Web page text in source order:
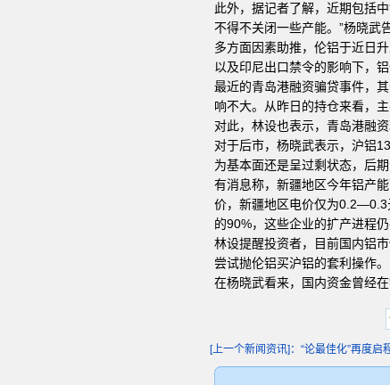
此外，据记者了解，近期包括
不得不关闭一些产能。”杨晓武
多方面因素助推，伦铝于近日
以及印尼出口禁令的影响下，
最近的青岛港融资骗贷事件，
响不大。从昨日的持仓来看，
对此，林设也表示，青岛港融
对于后市，杨晓武表示，沪铝
为基本面还是呈过剩状态，后
有消息称，新疆地区今年铝产
价，新疆地区电价仅为0.2—0.3
的90%，这些企业的扩产进程
林设提醒投资者，目前国内铝
尝试抛伦铝买沪铝的套利操作。
在杨晓武看来，国内资金曾经
[上一个新闻资讯]：“论最佳化”再度启